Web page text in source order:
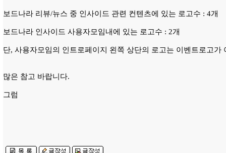
보드나라 리뷰/뉴스 중 인사이드 관련 컨텐츠에 있는 로고수 : 4개
보드나라 인사이드 사용자모임내에 있는 로고수 : 2개
단, 사용자모임의 인트로페이지 왼쪽 상단의 로고는 이벤트로고가
많은 참고 바랍니다.
그럼